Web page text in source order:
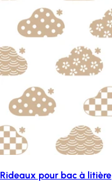
Rideaux pour bac à litière